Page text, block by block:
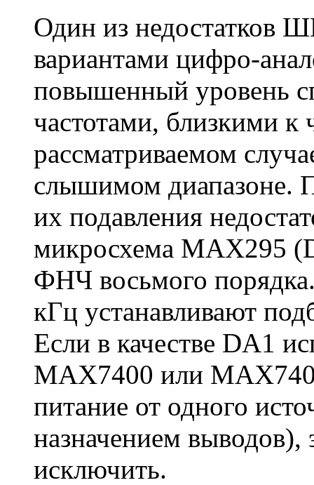
Один из недостатков
вариантами цифро-
повышенный уровень
частотами, близкими к
рассматриваемом
слышимом диапазоне.
их подавления
микросхема МАХ295
ФНЧ восьмого
кГц устанавливают
Если в качестве DA1
МАХ7400 или
питание от одного
назначением
исключить.